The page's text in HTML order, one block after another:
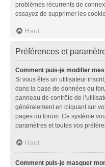
problèmes récurrents de
essayez de supprimer les
Haut
Préférences et
Comment puis-je modifier
Si vous êtes un utilisateur
dans la base de données du
panneau de contrôle de
généralement en cliquant sur
pages du forum. Ce système
paramètres et toutes vos
Haut
Comment puis-je masquer